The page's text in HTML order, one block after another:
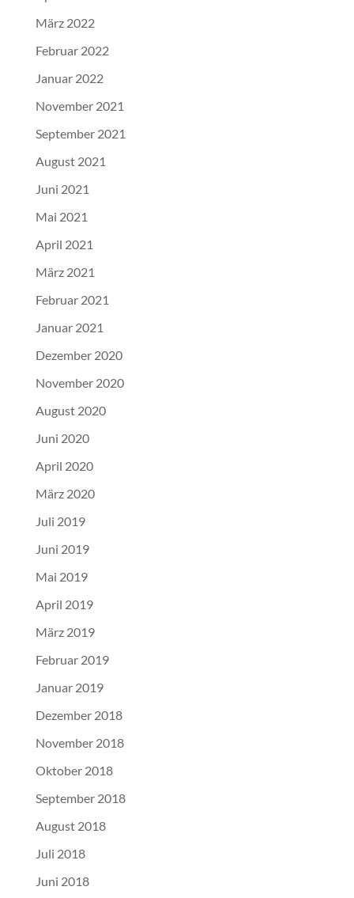
März 2022
Februar 2022
Januar 2022
November 2021
September 2021
August 2021
Juni 2021
Mai 2021
April 2021
März 2021
Februar 2021
Januar 2021
Dezember 2020
November 2020
August 2020
Juni 2020
April 2020
März 2020
Juli 2019
Juni 2019
Mai 2019
April 2019
März 2019
Februar 2019
Januar 2019
Dezember 2018
November 2018
Oktober 2018
September 2018
August 2018
Juli 2018
Juni 2018